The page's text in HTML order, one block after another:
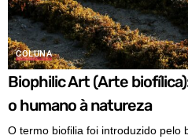
COLUNA
Biophilic Art (Arte
o humano à natureza
O termo biofilia foi introduzido pelo